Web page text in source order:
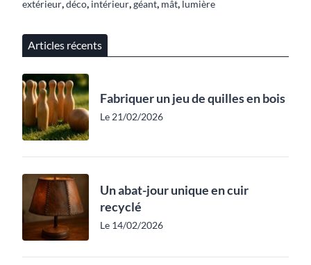
extérieur,déco, intérieur,géant, mât, lumière
Articles récents
Fabriquer un jeu de quilles en bois
Le 21/02/2026
Un abat-jour unique en cuir
recyclé
Le 14/02/2026